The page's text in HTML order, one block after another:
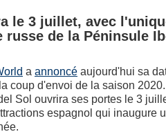
le 3 juillet, avec
russe de la Péninsule
a annoncéaujourd'hui sa
coup d'envoi de la saison
Sol ouvrira ses portes le 3
espagnol qui inaugure